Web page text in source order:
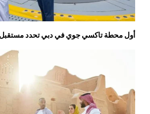
أول محطة تاكسي جوي في دبي تحدد مستقبل